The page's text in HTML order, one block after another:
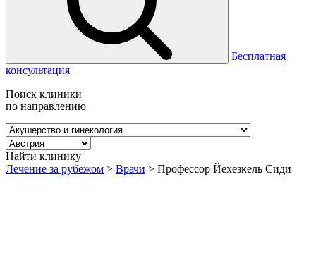
Бесплатная
консультация
Поиск клиники
по направлению
Найти клинику
Лечение за рубежом > Врачи > Профессор Йехезкель Сиди